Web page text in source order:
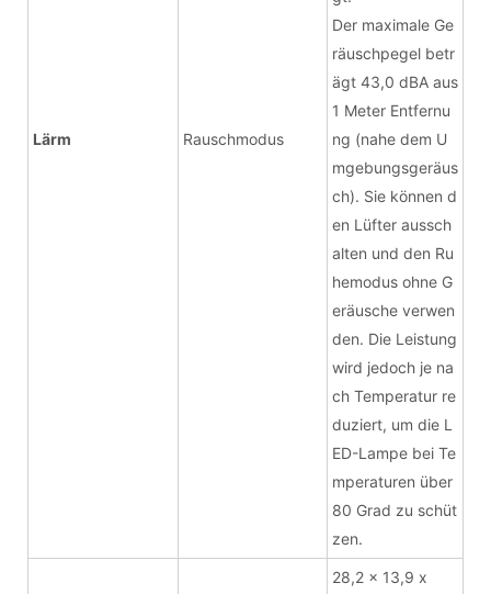
Lärm Rauschmodus
Der maximale Ge
räuschpegel betr
ägt 43,0 dBA aus
1 Meter Entfernu
ng (nahe dem U
mgebungsgeräus
ch). Sie können d
en Lüfter aussch
alten und den Ru
hemodus ohne G
eräusche verwen
den. Die Leistung
wird jedoch je na
ch Temperatur re
duziert, um die L
ED-Lampe bei Te
mperaturen über
80 Grad zu schüt
zen.
28,2 x 13,9 x